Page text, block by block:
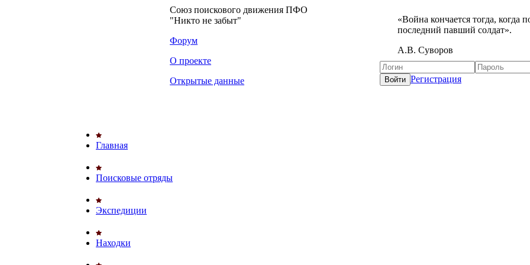
Союз поискового движения ПФО
"Никто не забыт"
Форум
О проекте
Открытые данные
«Война кончается тогда, когда
последний павший солдат».
А.В. Суворов
Регистрация
Главная
Поисковые отряды
Экспедиции
Находки